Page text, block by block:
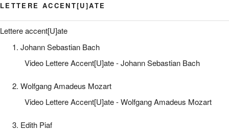
LETTERE ACCENT[U]ATE
Lettere accent[U]ate
1. Johann Sebastian Bach
Video Lettere Accent[U]ate - Johann Sebastian Bach
2. Wolfgang Amadeus Mozart
Video Lettere Accent[U]ate - Wolfgang Amadeus Mozart
3. Edith Piaf